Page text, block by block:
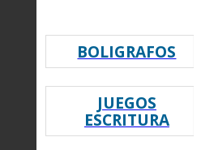
BOLIGRAFOS
JUEGOS
ESCRITURA